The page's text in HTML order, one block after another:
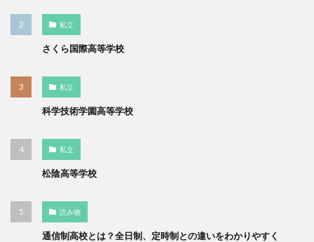
私立
さくら国際高等学校
私立
科学技術学園高等学校
私立
松陰高等学校
読み物
通信制高校とは？全日制、定時制との違いをわかりやすく